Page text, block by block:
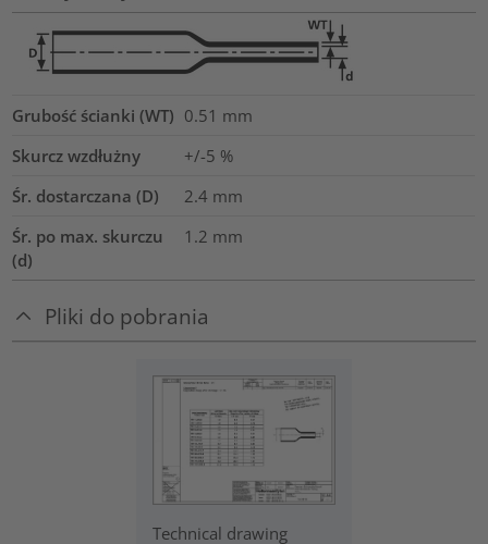
Grubość ścianki (WT) 0.51 mm
Skurcz wzdłużny
+/-5 %
Śr. dostarczana (D)
2.4 mm
Śr. po max. skurczu
(d)
1.2 mm
Pliki do pobrania
Technical drawing